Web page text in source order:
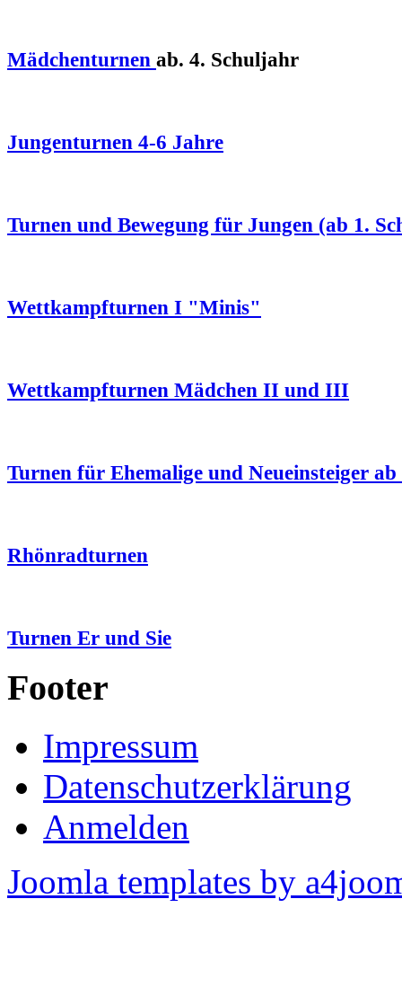
Mädchenturnen ab. 4. Schuljahr
Jungenturnen 4-6 Jahre
Turnen und Bewegung für Jungen (ab 1.
Wettkampfturnen I "Minis"
Wettkampfturnen Mädchen II und III
Turnen für Ehemalige und Neueinsteiger
Rhönradturnen
Turnen Er und Sie
Footer
Impressum
Datenschutzerklärung
Anmelden
Joomla templates by